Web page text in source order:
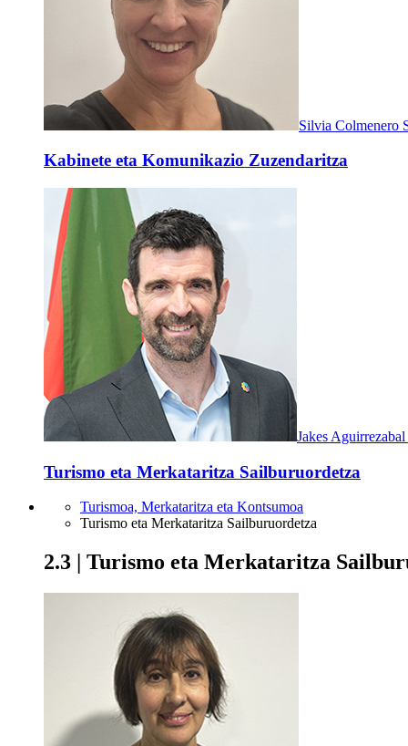
Silvia Colmenero
Kabinete eta Komunikazio Zuzendaritza
Jakes
Turismo eta Merkataritza Sailburuordetza
Turismoa, Merkataritza eta Kontsumoa
Turismo eta Merkataritza Sailburuordetza
2.3 | Turismo eta Merkataritza